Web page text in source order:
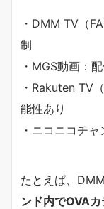
・DMM TV（
制
・MGS動画：
・Rakuten TV
能性あり
・ニコニコチ
たとえば、
ンド内でOVA